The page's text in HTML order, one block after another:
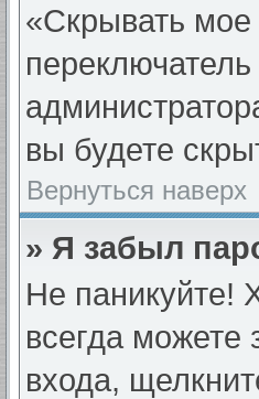
«Скрывать
вы будете
Вернуться наверх
» Я забыл
Не паникуйте!
всегда можете
входа,